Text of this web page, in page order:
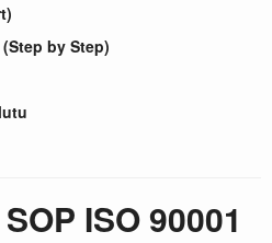
by Step)
ISO 90001